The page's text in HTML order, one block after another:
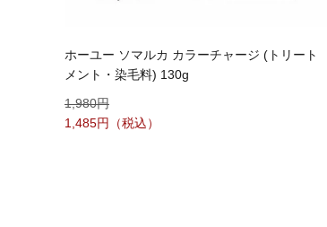
ホーユー ソマルカ カラーチャージ (トリート
メント・染毛料) 130g
1,980
1,485